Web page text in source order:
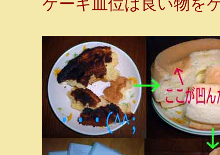
ケーキ皿位は良い物を